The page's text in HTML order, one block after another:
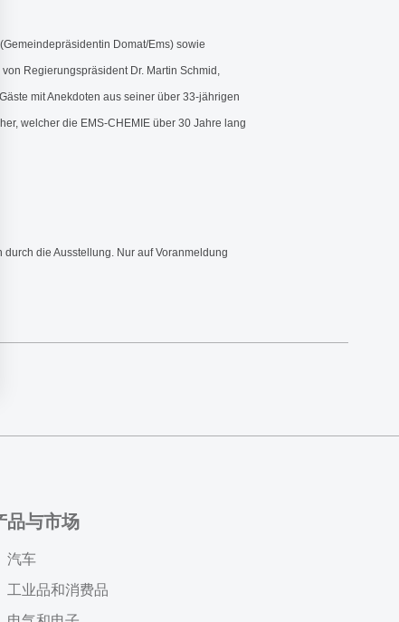
Domat/Ems) sowie
Regierungspräsident Dr. Martin Schmid,
mit Anekdoten aus seiner über 33-jährigen
welcher die EMS-CHEMIE über 30 Jahre lang
die Ausstellung. Nur auf Voranmeldung
品与市场
汽车
工业品和消费品